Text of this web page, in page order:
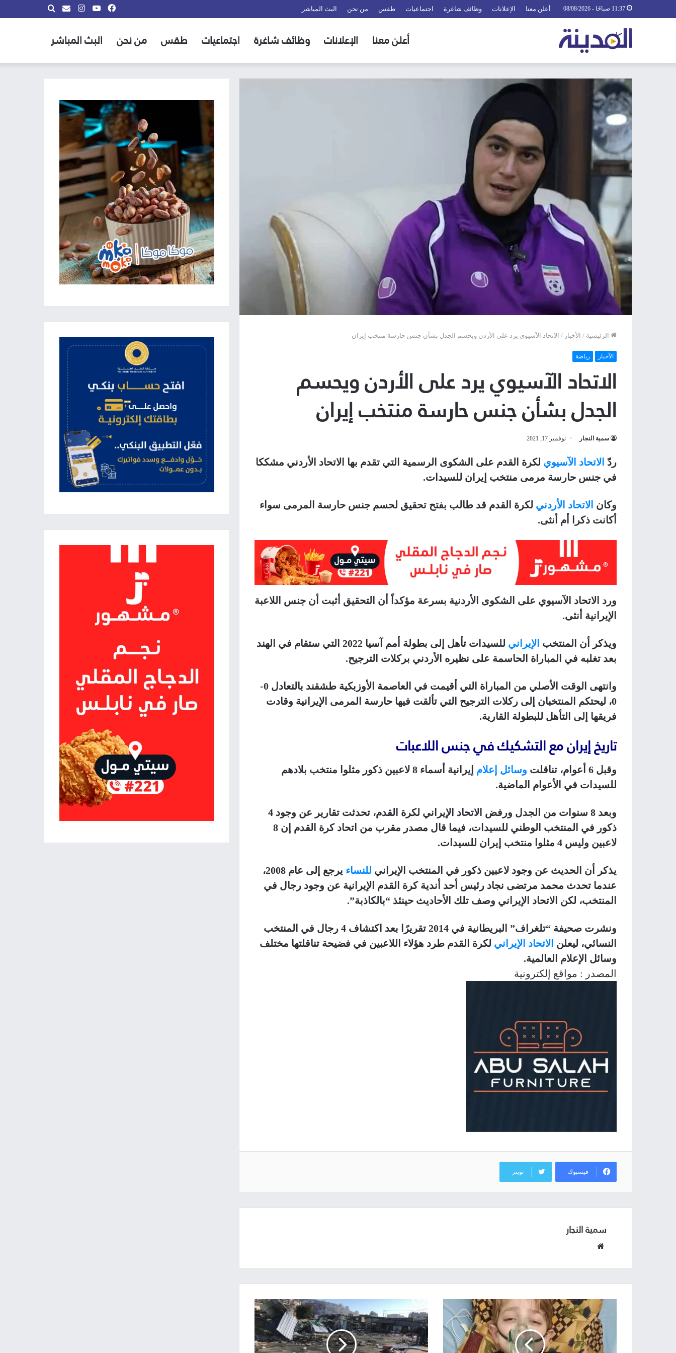
أعلن معنا الإعلانات وظائف شاغرة اجتماعيات طقس من نحن البث المباشر بحث
info@almadina.tvانستقراميوتيوب
فيسبوك
أعلن معنا الإعلانات وظائف شاغرة اجتماعيات طقس من نحن البث المباشر
الرئيسية / الأخبار / الاتحاد الآسيوي يرد على الأردن ويحسم الجدل بشأن جنس حارسة منتخب إيران
الأخبار رياضة
الاتحاد الآسيوي يرد على الأردن ويحسم
الجدل بشأن جنس حارسة منتخب إيران
سمية النجار نوفمبر 17, 2021
ردّ الاتحاد الآسيوي لكرة القدم على الشكوى الرسمية التي تقدم بها الاتحاد الأردني مشككا
في جنس حارسة مرمى منتخب إيران للسيدات.
وكان الاتحاد الأردني لكرة القدم قد طالب بفتح تحقيق لحسم جنس حارسة المرمى سواء
أكانت ذكرا أم أنثى.
ورد الاتحاد الآسيوي على الشكوى الأردنية بسرعة مؤكداً أن التحقيق أثبت أن جنس اللاعبة
الإيرانية أنثى.
ويذكر أن المنتخب الإيراني
للسيدات تأهل إلى بطولة أمم آسيا 2022 التي ستقام في الهند
بعد تغلبه في المباراة الحاسمة على نظيره الأردني بركلات الترجيح.
وانتهى الوقت الأصلي من المباراة التي أقيمت في العاصمة الأوزبكية طشقند بالتعادل 0-
0، ليحتكم المنتخبان إلى ركلات الترجيح التي تألقت فيها حارسة المرمى الإيرانية وقادت
فريقها إلى التأهل للبطولة القارية.
تاريخ إيران مع التشكيك في جنس اللاعبات
وقبل 6 أعوام، تناقلت وسائل إعلام
إيرانية أسماء 8 لاعبين ذكور مثلوا منتخب بلادهم
للسيدات في الأعوام الماضية.
وبعد 8 سنوات من الجدل ورفض الاتحاد الإيراني لكرة القدم، تحدثت تقارير عن وجود 4
ذكور في المنتخب الوطني للسيدات، فيما قال مصدر مقرب من اتحاد كرة القدم إن 8
لاعبين وليس 4 مثلوا منتخب إيران للسيدات.
يذكر أن الحديث عن وجود لاعبين ذكور في المنتخب الإيراني للنساء
يرجع إلى عام 2008،
عندما تحدث محمد مرتضى نجاد رئيس أحد أندية كرة القدم الإيرانية عن وجود رجال في
المنتخب، لكن الاتحاد الإيراني وصف تلك الأحاديث حينئذ “بالكاذبة”.
ونشرت صحيفة “تلغراف” البريطانية في 2014 تقريرًا بعد اكتشاف 4 رجال في المنتخب
النسائي، ليعلن الاتحاد الإيراني لكرة القدم طرد هؤلاء اللاعبين في فضيحة تناقلتها مختلف
وسائل الإعلام العالمية.
المصدر : مواقع إلكترونية
فيسبوك تويتر
سمية النجار